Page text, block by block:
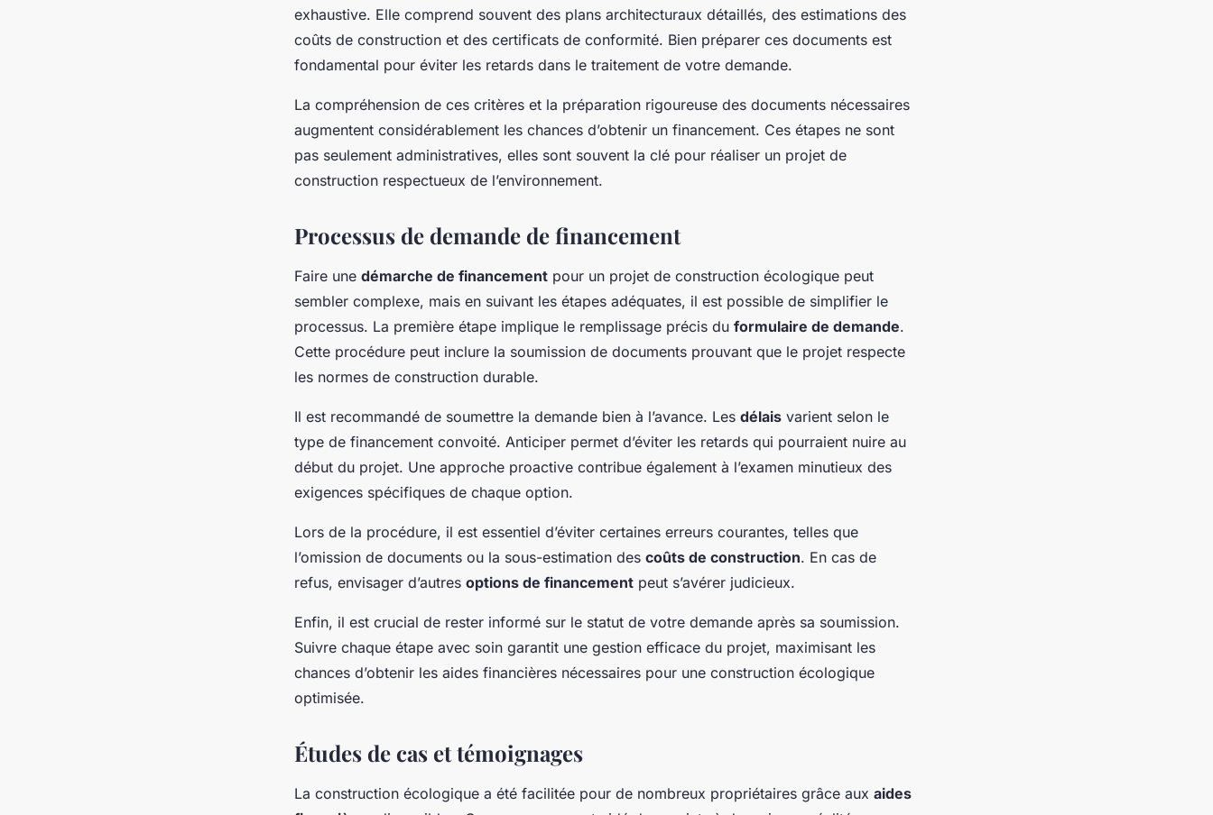
exhaustive. Elle comprend souvent des plans architecturaux détaillés, des estimations des
coûts de construction et des certificats de conformité. Bien préparer ces documents est
fondamental pour éviter les retards dans le traitement de votre demande.
La compréhension de ces critères et la préparation rigoureuse des documents nécessaires
augmentent considérablement les chances d’obtenir un financement. Ces étapes ne sont
pas seulement administratives, elles sont souvent la clé pour réaliser un projet de
construction respectueux de l’environnement.
Processus de demande de financement
Faire une démarche de financement pour un projet de construction écologique peut
sembler complexe, mais en suivant les étapes adéquates, il est possible de simplifier le
processus. La première étape implique le remplissage précis du formulaire de demande.
Cette procédure peut inclure la soumission de documents prouvant que le projet respecte
les normes de construction durable.
Il est recommandé de soumettre la demande bien à l’avance. Les délais varient selon le
type de financement convoité. Anticiper permet d’éviter les retards qui pourraient nuire au
début du projet. Une approche proactive contribue également à l’examen minutieux des
exigences spécifiques de chaque option.
Lors de la procédure, il est essentiel d’éviter certaines erreurs courantes, telles que
l’omission de documents ou la sous-estimation des coûts de construction. En cas de
refus, envisager d’autres options de financement peut s’avérer judicieux.
Enfin, il est crucial de rester informé sur le statut de votre demande après sa soumission.
Suivre chaque étape avec soin garantit une gestion efficace du projet, maximisant les
chances d’obtenir les aides financières nécessaires pour une construction écologique
optimisée.
Études de cas et témoignages
La construction écologique a été facilitée pour de nombreux propriétaires grâce aux aides